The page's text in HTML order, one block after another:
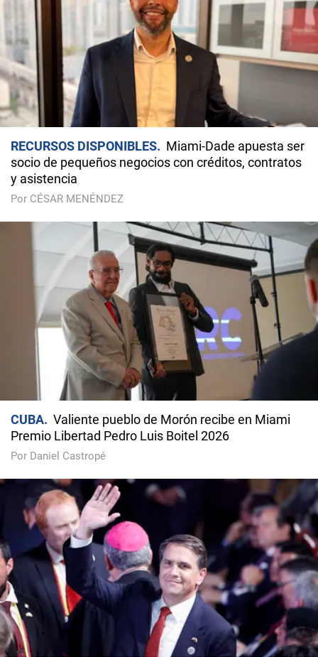
RECURSOS DISPONIBLES
Miami-Dade apuesta ser
socio de pequeños negocios con créditos, contratos
y asistencia
Por CÉSAR MENÉNDEZ
CUBA
Valiente pueblo de Morón recibe en Miami
Premio Libertad Pedro Luis Boitel 2026
Por Daniel Castropé